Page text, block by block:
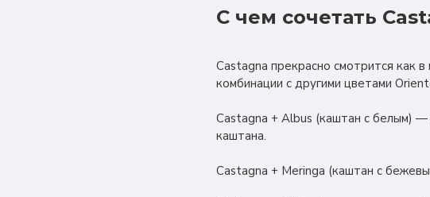
С чем сочетать
Castagna прекрасно смотрится как
комбинации с другими цветами
Castagna + Albus (каштан с белым) —
каштана.
Castagna + Meringa (каштан с